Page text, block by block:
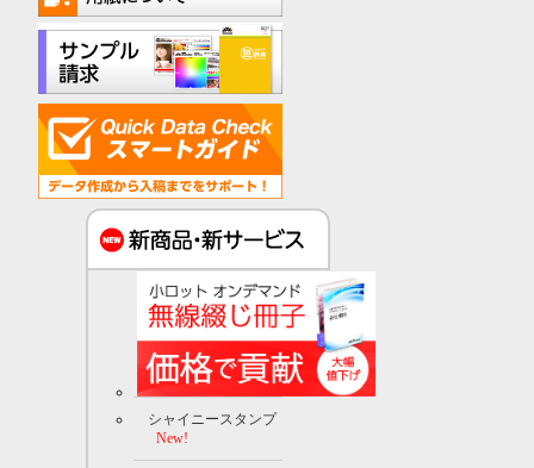
シャイニースタンプ
New!